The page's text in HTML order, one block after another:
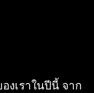
งเราในปีนี้ จาก